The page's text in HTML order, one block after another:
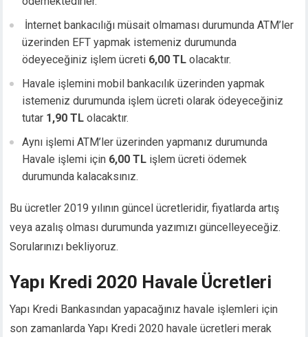
panel
panel
panel
panel
panel
panel
panel
Panel
panel
Panel
Panel
Oku
panel
panel
İnternet bankacılığı müsait olmaması durumunda ATM’ler
üzerinden EFT yapmak istemeniz durumunda
ödeyeceğiniz işlem ücreti 6,00 TLolacaktır.
Havale işlemini mobil bankacılık üzerinden yapmak
istemeniz durumunda işlem ücreti olarak ödeyeceğiniz
tutar 1,90 TL olacaktır.
Aynı işlemi ATM’ler üzerinden yapmanız durumunda
Havale işlemi için 6,00 TL işlem ücreti ödemek
durumunda kalacaksınız.
Bu ücretler 2019 yılının güncel ücretleridir, fiyatlarda artış
veya azalış olması durumunda yazımızı güncelleyeceğiz.
Sorularınızı bekliyoruz.
Yapı Kredi 2020 Havale Ücretleri
Yapı Kredi Bankasından yapacağınız havale işlemleri için
son zamanlarda Yapı Kredi 2020 havale ücretleri merak